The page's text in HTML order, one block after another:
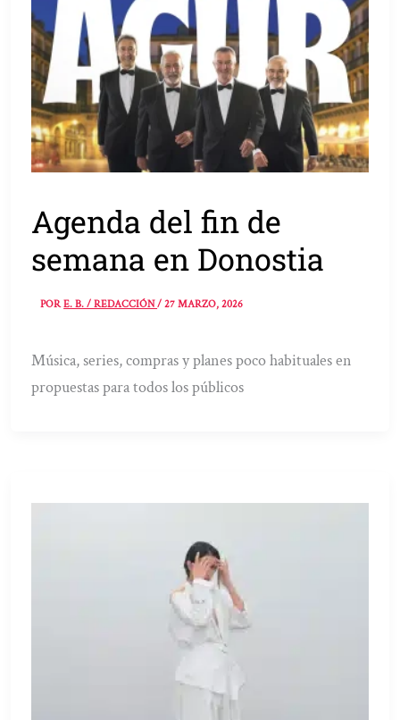
Agenda del fin de
semana en Donostia
PORE. B. / REDACCIÓN/27 MARZO, 2026
Música, series, compras y planes poco habituales en
propuestas para todos los públicos